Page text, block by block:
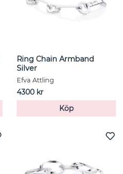
Ring Chain Armband
Silver
Efva Attling
4300 kr
Köp